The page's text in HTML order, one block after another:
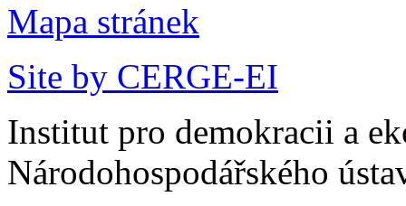
Mapa stránek
Site by CERGE-EI
Institut pro demokracii a
Národohospodářského